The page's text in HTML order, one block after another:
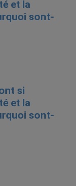
et la
sont-
si
et la
sont-